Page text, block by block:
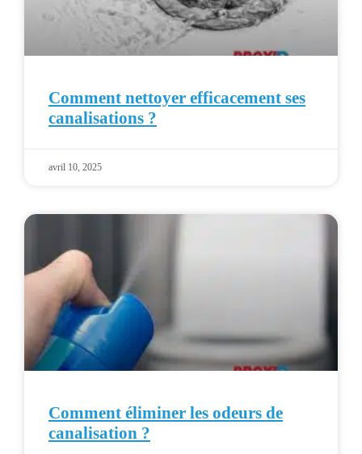
Comment nettoyer efficacement ses
canalisations ?
avril 10, 2025
Comment éliminer les odeurs de
canalisation ?